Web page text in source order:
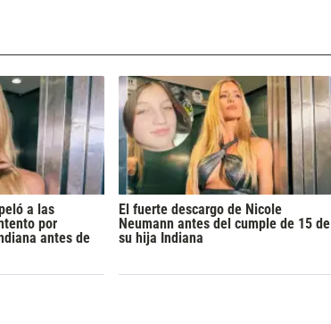
a las
por
antes de
El fuerte descargo de Nicole
Neumann antes del cumple de 15 de
su hija Indiana